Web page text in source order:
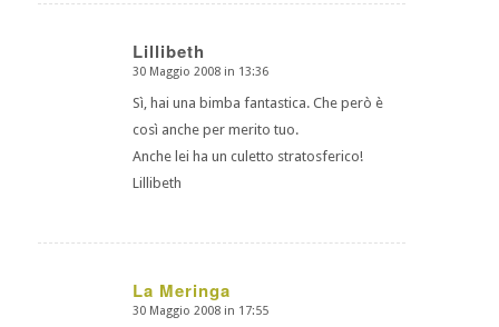
Lillibeth
dice:
30 Maggio 2008 in 13:36
Sì, hai una bimba fantastica. Che però è
così anche per merito tuo.
Anche lei ha un culetto stratosferico!
Lillibeth
La Meringa
dice:
30 Maggio 2008 in 17:55